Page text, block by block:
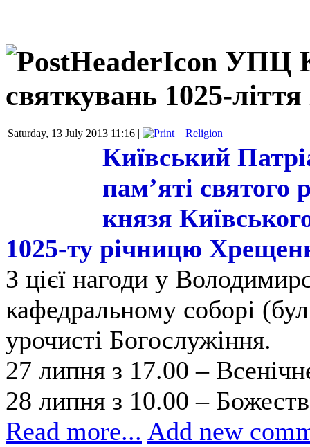
УПЦ
святкувань 1025-
Saturday, 13 July 2013 11:16 | Religion
Київський
пам’яті святого
князя
1025-ту річницю
З цієї нагоди у
кафедральному соборі
урочисті Богослужіння.
27 липня з 17.00 –
28 липня з 10.00 –
Read more... Add new